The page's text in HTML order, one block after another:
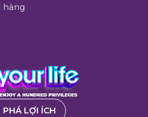
hàng
PHÁ LỢI ÍCH